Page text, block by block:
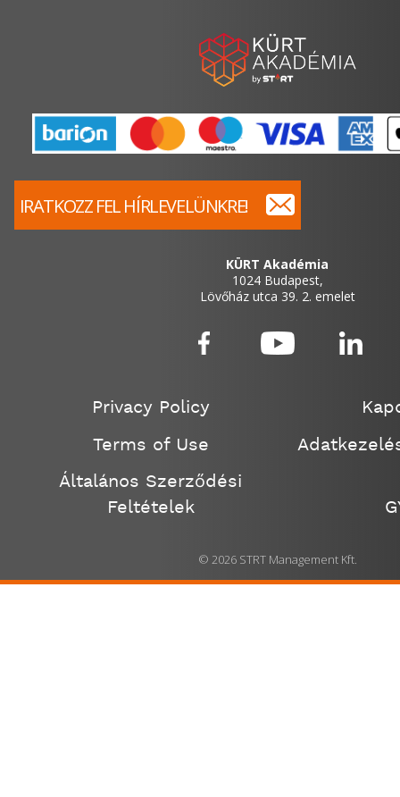
KÜRT Akadémia
1024 Budapest,
Lövőház utca 39. 2. emelet
IRATKOZZ FEL HÍRLEVELÜNKRE!
Privacy Policy
Terms of Use
Általános Szerződési
Feltételek
© 2026 STRT Management Kft.